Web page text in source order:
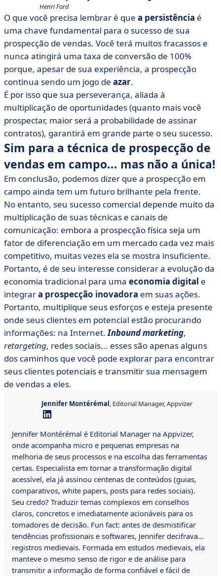
Henri Ford
O que você precisa lembrar é que a persistência é
uma chave fundamental para o sucesso de sua
prospecção de vendas. Você terá muitos fracassos e
nunca atingirá uma taxa de conversão de 100%
porque, apesar de sua experiência, a prospecção
continua sendo um jogo de azar.
É por isso que sua perseverança, aliada à
multiplicação de oportunidades (quanto mais você
prospectar, maior será a probabilidade de assinar
contratos), garantirá em grande parte o seu sucesso.
Sim para a técnica de prospecção de
vendas em campo... mas não a única!
Em conclusão, podemos dizer que a prospecção em
campo ainda tem um futuro brilhante pela frente.
No entanto, seu sucesso comercial depende muito da
multiplicação de suas técnicas e canais de
comunicação: embora a prospecção física seja um
fator de diferenciação em um mercado cada vez mais
competitivo, muitas vezes ela se mostra insuficiente.
Portanto, é de seu interesse considerar a evolução da
economia tradicional para uma economia digital e
integrara prospecção inovadora em suas ações.
Portanto, multiplique seus esforços e esteja presente
onde seus clientes em potencial estão procurando
informações: na Internet.Inbound marketing,
retargeting, redes sociais... esses são apenas alguns
dos caminhos que você pode explorar para encontrar
seus clientes potenciais e transmitir sua mensagem
de vendas a eles.
Jennifer Montérémal, Editorial Manager, Appvizer
Jennifer Montérémal é Editorial Manager na Appvizer,
onde acompanha micro e pequenas empresas na
melhoria de seus processos e na escolha das ferramentas
certas. Especialista em tornar a transformação digital
acessível, ela já assinou centenas de conteúdos (guias,
comparativos, white papers, posts para redes sociais).
Seu credo? Traduzir temas complexos em conselhos
claros, concretos e imediatamente acionáveis para os
tomadores de decisão. Fun fact: antes de desmistificar
tendências profissionais e softwares, Jennifer decifrava…
registros medievais. Formada em estudos medievais, ela
manteve o mesmo senso de rigor e de análise para
transmitir a informação de forma confiável e fácil de